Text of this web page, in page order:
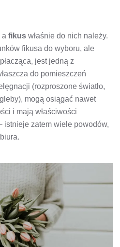
a fikus właśnie do nich należy.
fikusa do wyboru, ale
jest jedną z
do pomieszczeń
(rozproszone światło,
mogą osiągać nawet
i mają właściwości
istnieje zatem wiele powodów,